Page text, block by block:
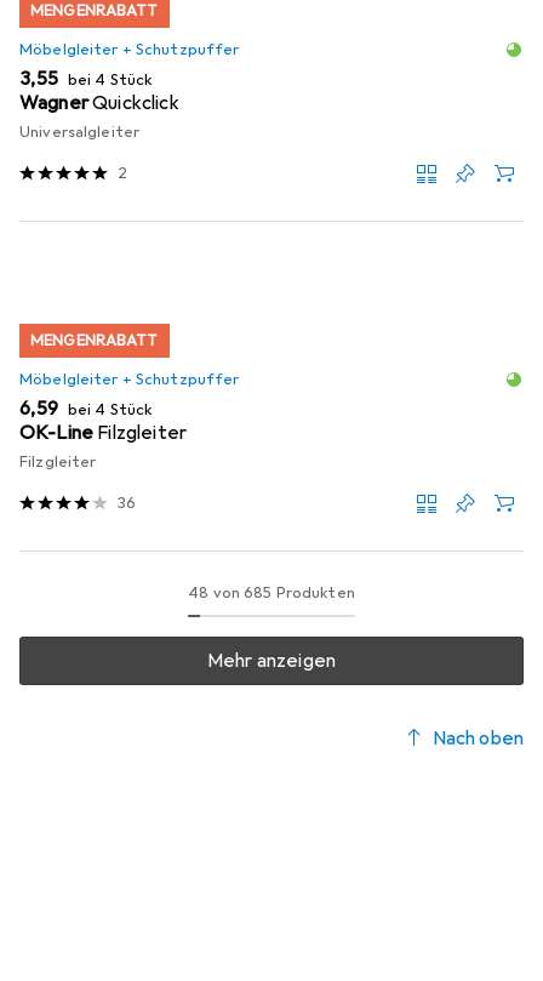
MENGENRABATT
Möbelgleiter + Schutzpuffer
EUR
3,55 bei 4 Stück
WagnerQuickclick
Universalgleiter
2
MENGENRABATT
Möbelgleiter + Schutzpuffer
EUR
6,59 bei 4 Stück
OK-Line Filzgleiter
Filzgleiter
36
48 von 685 Produkten
Mehr anzeigen
Nach oben